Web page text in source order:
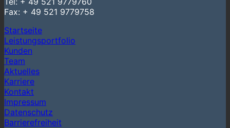
Fax: + 49 521 9779758
Startseite
Leistungsportfolio
Kunden
Team
Aktuelles
Karriere
Kontakt
Impressum
Datenschutz
Barrierefreiheit